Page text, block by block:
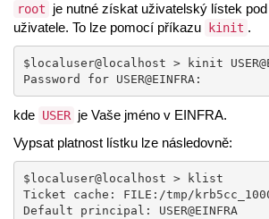
root
je nutné získat uživatelský lístek
uživatele. To lze pomocí příkazu
kinit .
$localuser@localhost > kinit
Password for USER@EINFRA:
kde USER je Vaše jméno v EINFRA.
Vypsat platnost lístku lze následovně:
$localuser@localhost > klist
Ticket cache: FILE:/tmp/
Default principal: USER@EINFRA